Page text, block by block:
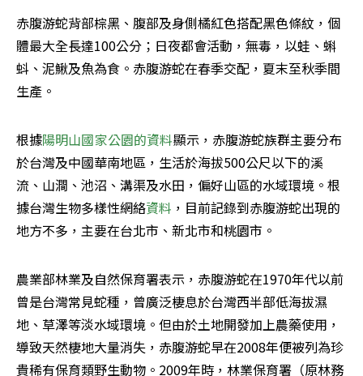
赤腹游蛇背部棕黑、腹部及身側橘紅色搭配黑色條紋，個
體最大全長達100公分；日夜都會活動，無毒，以蛙、蝌
蚪、泥鰍及魚為食。赤腹游蛇在春季交配，夏末至秋季間
生產。
根據陽明山國家公園的資料顯示，赤腹游蛇族群主要分布
於台灣及中國華南地區，生活於海拔500公尺以下的溪
流、山澗、池沼、溝渠及水田，偏好山區的水域環境。根
據台灣生物多樣性網絡資料 ，目前記錄到赤腹游蛇出現的
地方不多，主要在台北市、新北市和桃園市。
農業部林業及自然保育署表示，赤腹游蛇在1970年代以前
曾是台灣常見蛇種，曾廣泛棲息於台灣西半部低海拔濕
地、草澤等淡水域環境。但由於土地開發加上農藥使用，
導致天然棲地大量消失，赤腹游蛇早在2008年便被列為珍
貴稀有保育類野生動物。2009年時，林業保育署（原林務